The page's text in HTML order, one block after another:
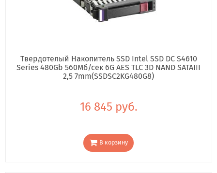
Твердотелый Накопитель SSD Intel SSD DC S4610
Series 480Gb 560Мб/сек 6G AES TLC 3D NAND SATAIII
2,5 7mm(SSDSC2KG480G8)
16 845 руб.
В корзину